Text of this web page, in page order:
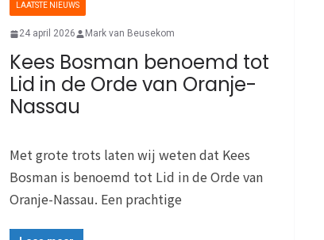
LAATSTE NIEUWS
24 april 2026 Mark van Beusekom
Kees Bosman benoemd tot
Lid in de Orde van Oranje-
Nassau
Met grote trots laten wij weten dat Kees
Bosman is benoemd tot Lid in de Orde van
Oranje-Nassau. Een prachtige